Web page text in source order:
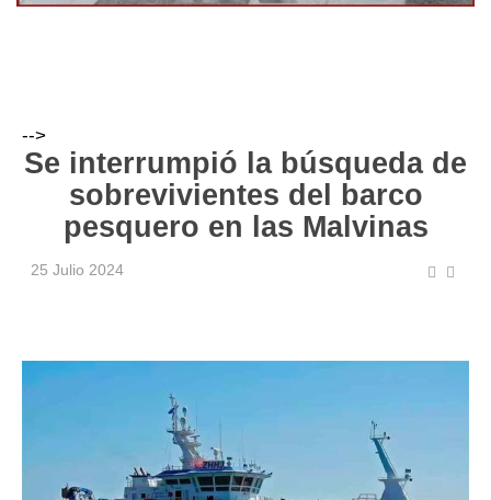
-->
Se interrumpió la búsqueda de
sobrevivientes del barco
pesquero en las Malvinas
25 Julio 2024